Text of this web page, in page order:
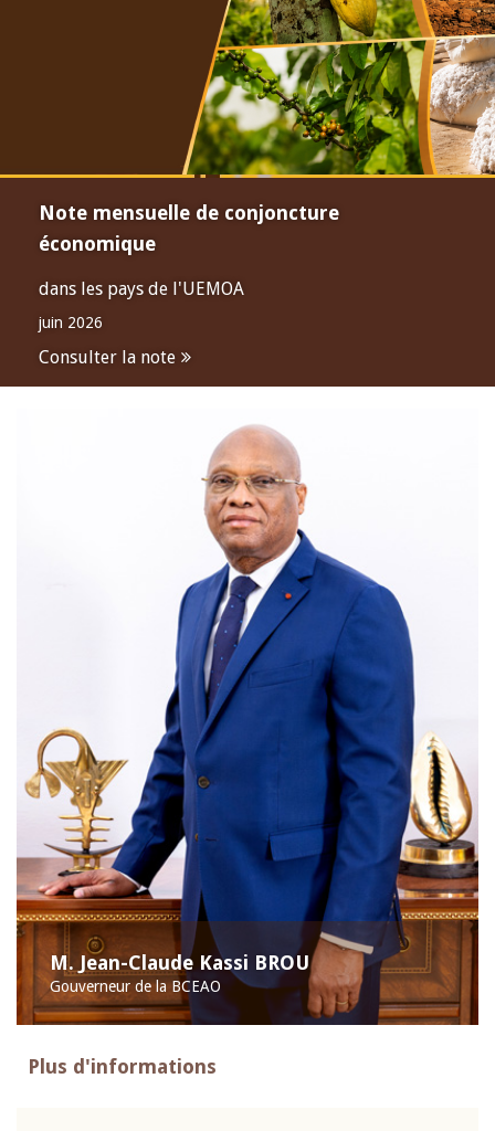
Note mensuelle de conjoncture
économique
dans les pays de l'UEMOA
juin 2026
Consulter la note
M. Jean-Claude Kassi BROU
Gouverneur de la BCEAO
Plus d'informations